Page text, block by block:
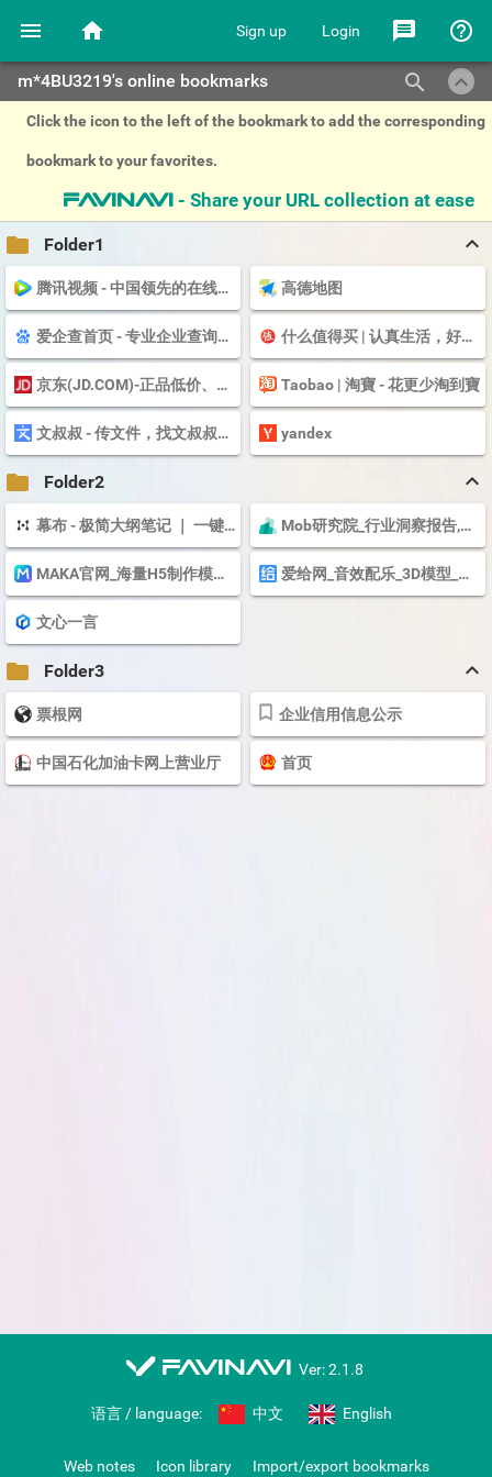
menu home Sign up Login message help_outline
m*4BU3219's online bookmarks keyboard_arrow_up
search
Click the icon to the left of the bookmark to add the corresponding
bookmark to your favorites.
favinavi - Share your URL collection at ease
folder Folder1 keyboard_arrow_up
腾讯视频 - 中国领先的在线视频媒体平台,海量高清视频在线观看 高德地图
爱企查首页 - 专业企业查询平台 - 查企业 - 查老板 - 查风险 - 工商信息查询系统 什么值得买 | 认真生活，好好花钱
京东(JD.COM)-正品低价、品质保障、配送及时、轻松购物！ Taobao | 淘寶 - 花更少淘到寶
文叔叔 - 传文件，找文叔叔（永不限速） yandex
folder Folder2 keyboard_arrow_up
幕布 - 极简大纲笔记 ｜ 一键生成思维导图 Mob研究院_行业洞察报告,专业数据报告-MobTech
MAKA官网_海量H5制作模板_免费海报设计模板_一键编辑手机短视频 爱给网_音效配乐_3D模型_视频素材_游戏素材_免费下载
文心一言
folder Folder3 keyboard_arrow_up
票根网 企业信用信息公示
中国石化加油卡网上营业厅 首页
favinavi Ver: 2.1.8
语言 / language: 中文 English
Web notes Icon library Import/export bookmarks